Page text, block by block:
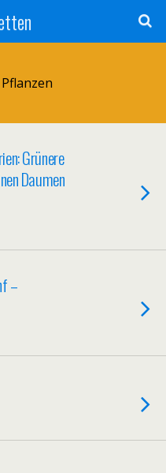
Pflanzen
Grünere
Daumen
–